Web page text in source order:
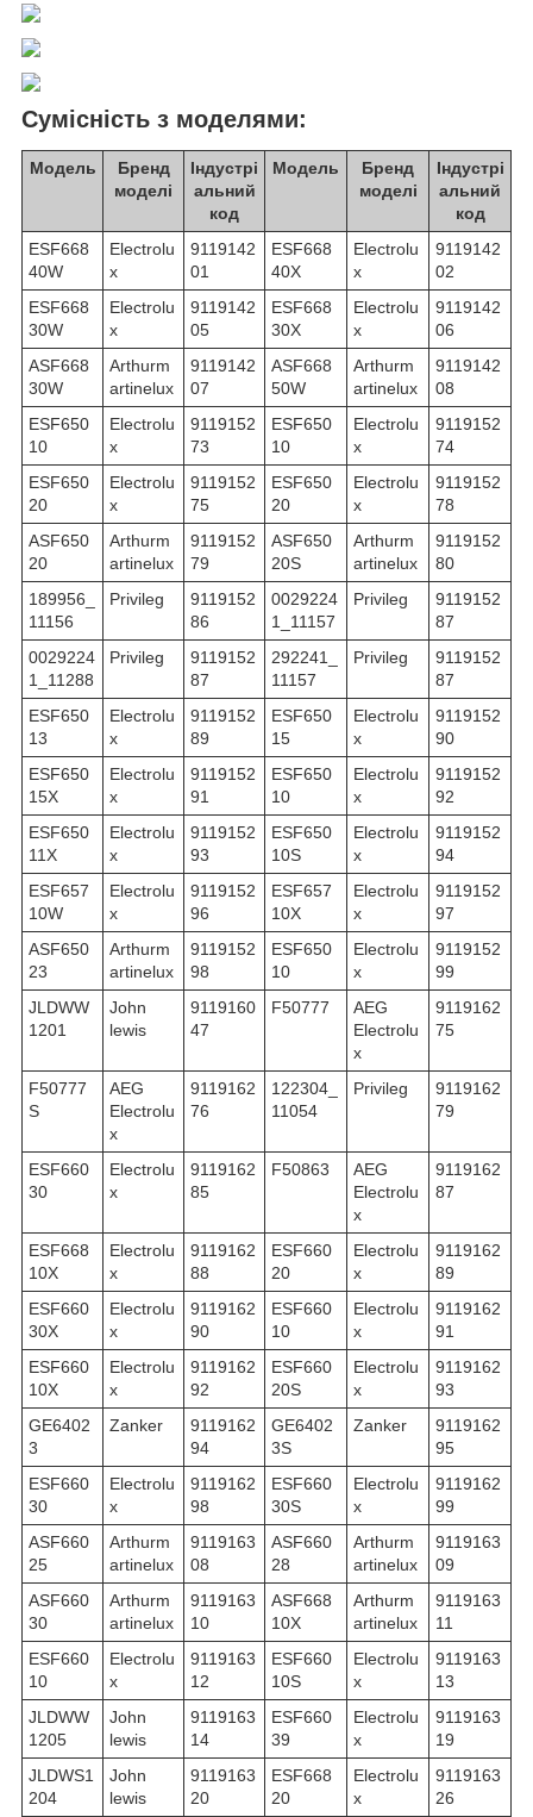
Сумісність з моделями:
Модель
Бренд
моделі
Індустрі
альний
код
Модель
Бренд
моделі
Індустрі
альний
код
ESF668
40W
Electrolu
x
9119142
01
ESF668
40X
Electrolu
x
9119142
02
ESF668
30W
Electrolu
x
9119142
05
ESF668
30X
Electrolu
x
9119142
06
ASF668
30W
Arthurm
artinelux
9119142
07
ASF668
50W
Arthurm
artinelux
9119142
08
ESF650
10
Electrolu
x
9119152
73
ESF650
10
Electrolu
x
9119152
74
ESF650
20
Electrolu
x
9119152
75
ESF650
20
Electrolu
x
9119152
78
ASF650
20
Arthurm
artinelux
9119152
79
ASF650
20S
Arthurm
artinelux
9119152
80
189956_
11156
Privileg
9119152
86
0029224
1_11157
Privileg
9119152
87
0029224
1_11288
Privileg
9119152
87
292241_
11157
Privileg
9119152
87
ESF650
13
Electrolu
x
9119152
89
ESF650
15
Electrolu
x
9119152
90
ESF650
15X
Electrolu
x
9119152
91
ESF650
10
Electrolu
x
9119152
92
ESF650
11X
Electrolu
x
9119152
93
ESF650
10S
Electrolu
x
9119152
94
ESF657
10W
Electrolu
x
9119152
96
ESF657
10X
Electrolu
x
9119152
97
ASF650
23
Arthurm
artinelux
9119152
98
ESF650
10
Electrolu
x
9119152
99
JLDWW
1201
John
lewis
9119160
47
F50777
AEG
Electrolu
x
9119162
75
F50777
S
AEG
Electrolu
x
9119162
76
122304_
11054
Privileg
9119162
79
ESF660
30
Electrolu
x
9119162
85
F50863
AEG
Electrolu
x
9119162
87
ESF668
10X
Electrolu
x
9119162
88
ESF660
20
Electrolu
x
9119162
89
ESF660
30X
Electrolu
x
9119162
90
ESF660
10
Electrolu
x
9119162
91
ESF660
10X
Electrolu
x
9119162
92
ESF660
20S
Electrolu
x
9119162
93
GE6402
3
Zanker
9119162
94
GE6402
3S
Zanker
9119162
95
ESF660
30
Electrolu
x
9119162
98
ESF660
30S
Electrolu
x
9119162
99
ASF660
25
Arthurm
artinelux
9119163
08
ASF660
28
Arthurm
artinelux
9119163
09
ASF660
30
Arthurm
artinelux
9119163
10
ASF668
10X
Arthurm
artinelux
9119163
11
ESF660
10
Electrolu
x
9119163
12
ESF660
10S
Electrolu
x
9119163
13
JLDWW
1205
John
lewis
9119163
14
ESF660
39
Electrolu
x
9119163
19
JLDWS1
204
John
lewis
9119163
20
ESF668
20
Electrolu
x
9119163
26